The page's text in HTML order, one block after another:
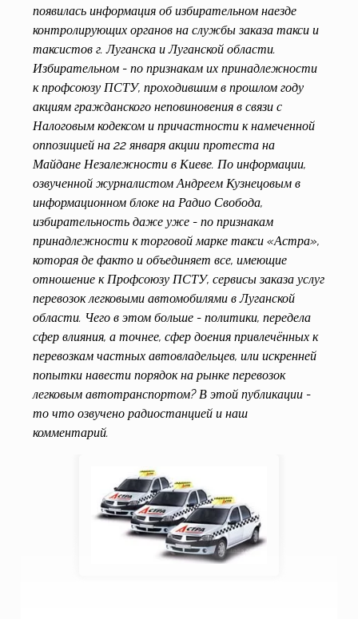
появилась информация об избирательном наезде
контролирующих органов на службы заказа такси и
таксистов г. Луганска и Луганской области.
Избирательном - по признакам их принадлежности
к профсоюзу ПСТУ, проходившим в прошлом году
акциям гражданского неповиновения в связи с
Налоговым кодексом и причастности к намеченной
оппозицией на 22 января акции протеста на
Майдане Незалежности в Киеве. По информации,
озвученной журналистом Андреем Кузнецовым в
информационном блоке на Радио Свобода,
избирательность даже уже - по признакам
принадлежности к торговой марке такси «Астра»,
которая де факто и объединяет все, имеющие
отношение к Профсоюзу ПСТУ, сервисы заказа услуг
перевозок легковыми автомобилями в Луганской
области. Чего в этом больше - политики, передела
сфер влияния, а точнее, сфер доения привлечённых к
перевозкам частных автовладельцев, или искренней
попытки навести порядок на рынке перевозок
легковым автотранспортом? В этой публикации -
то что озвучено радиостанцией и наш
комментарий.